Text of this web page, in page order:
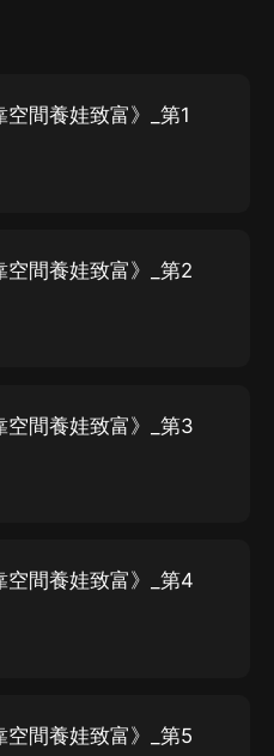
空間養娃致富》_第1
空間養娃致富》_第2
空間養娃致富》_第3
空間養娃致富》_第4
空間養娃致富》_第5